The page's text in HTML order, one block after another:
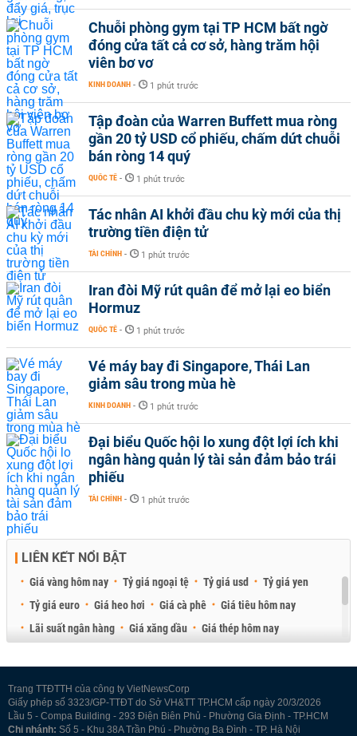
Chuỗi phòng gym tại TP HCM bất ngờ
đóng cửa tất cả cơ sở, hàng trăm hội
viên bơ vơ
KINH DOANH - 1 phút trước
Tập đoàn của Warren Buffett mua ròng
gần 20 tỷ USD cổ phiếu, chấm dứt chuỗi
bán ròng 14 quý
QUỐC TẾ - 1 phút trước
Tác nhân AI khởi đầu chu kỳ mới của thị
trường tiền điện tử
TÀI CHÍNH - 1 phút trước
Iran đòi Mỹ rút quân để mở lại eo biển
Hormuz
QUỐC TẾ - 1 phút trước
Vé máy bay đi Singapore, Thái Lan
giảm sâu trong mùa hè
KINH DOANH - 1 phút trước
Đại biểu Quốc hội lo xung đột lợi ích khi
ngân hàng quản lý tài sản đảm bảo trái
phiếu
TÀI CHÍNH - 1 phút trước
LIÊN KẾT NỔI BẬT
Giá vàng hôm nay Tỷ giá ngoại tệ Tỷ giá usd
Tỷ giá yen
Tỷ giá euro
Giá heo hơi Giá cà phê
Giá tiêu hôm nay
Lãi suất ngân hàng
Giá xăng dầu
Giá thép hôm nay
Trang TTĐTTH của công ty VietNewsCorp
Giấy phép số 3323/GP-TTĐT do Sở VH&TT TP.HCM cấp ngày 20/3/2026
Lầu 5 - Compa Building - 293 Điện Biên Phủ - Phường Gia Định - TP.HCM
Chi nhánh: Số 5 - Khu 38A Trần Phú - Phường Ba Đình - TP. Hà Nội